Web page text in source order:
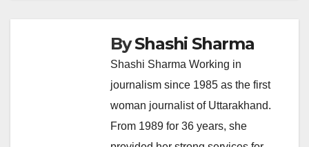
ByShashi Sharma
Shashi Sharma Working in
journalism since 1985 as the first
woman journalist of Uttarakhand.
From 1989 for 36 years, she